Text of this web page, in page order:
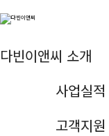
다빈이앤씨 소개
사업실적
고객지원